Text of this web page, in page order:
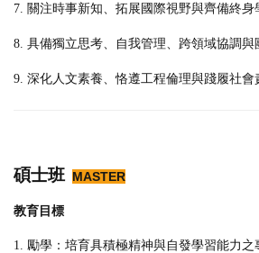
7. 關注時事新知、拓展國際視野與齊備終身
8. 具備獨立思考、自我管理、跨領域協調與
9. 深化人文素養、恪遵工程倫理與踐履社會
碩士班 MASTER
教育目標
1. 勵學：培育具積極精神與自發學習能力之